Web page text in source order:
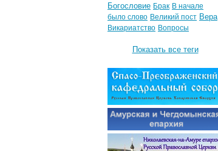
Богословие Брак В начале
было слово Великий пост Вера
Викариатство Вопросы
Показать все теги